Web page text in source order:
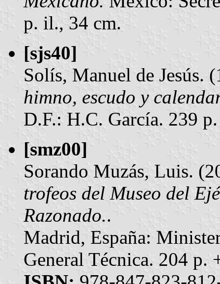
p. il., 34 cm.
[sjs40]
Solís, Manuel de Jesús.
himno, escudo y
D.F.: H.C. García. 239
[smz00]
Sorando Muzás, Luis.
trofeos del Museo del
Razonado..
Madrid, España:
General Técnica. 204 p.